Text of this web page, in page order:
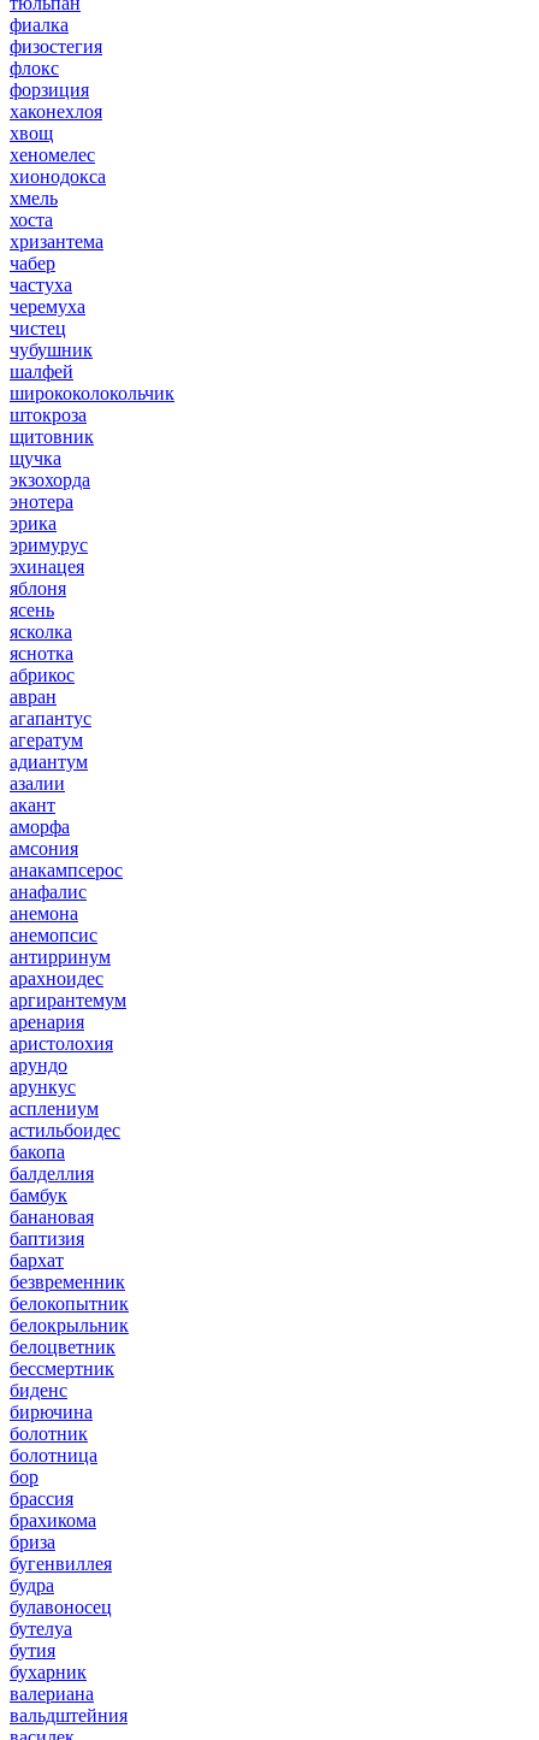
фиалка
физостегия
флокс
форзиция
хаконехлоя
хвощ
хеномелес
хионодокса
хмель
хоста
хризантема
чабер
частуха
черемуха
чистец
чубушник
шалфей
ширококолокольчик
штокроза
щитовник
щучка
экзохорда
энотера
эрика
эримурус
эхинацея
яблоня
ясень
ясколка
яснотка
абрикос
авран
агапантус
агератум
адиантум
азалии
акант
аморфа
амсония
анакампсерос
анафалис
анемона
анемопсис
антирринум
арахноидес
аргирантемум
аренария
аристолохия
арундо
арункус
асплениум
астильбоидес
бакопа
балделлия
бамбук
банановая
баптизия
бархат
безвременник
белокопытник
белокрыльник
белоцветник
бессмертник
биденс
бирючина
болотник
болотница
бор
брассия
брахикома
бриза
бугенвиллея
будра
булавоносец
бутелуа
бутия
бухарник
валериана
вальдштейния